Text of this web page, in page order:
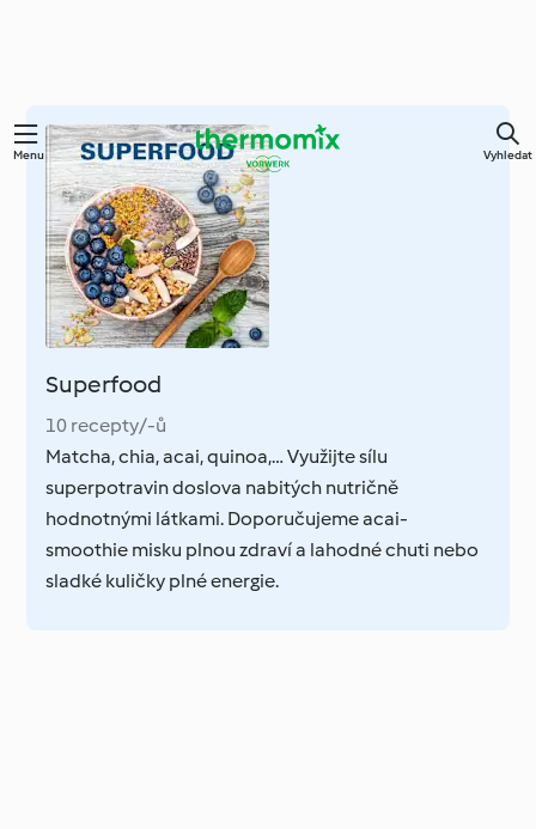
Přejít
hlavnímu
obsahu
Menu Vyhledat
Superfood
10 recepty/-ů
Matcha, chia, acai, quinoa,… Využijte sílu
superpotravin doslova nabitých nutričně
hodnotnými látkami. Doporučujeme acai-
smoothie misku plnou zdraví a lahodné chuti nebo
sladké kuličky plné energie.